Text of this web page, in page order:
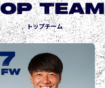
TEAM
トップチーム
9
FW